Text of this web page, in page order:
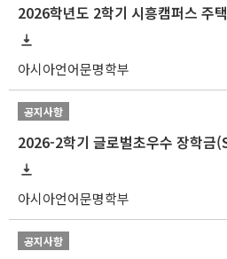
아시아언어문명학부
공지사항
아시아언어문명학부
공지사항